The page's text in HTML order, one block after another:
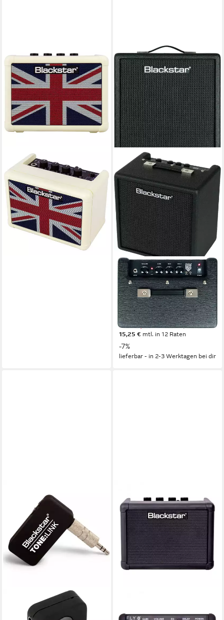
BLACKSTAR
Verstärker (Fly 3 Union Jack
Cream Limited Edition -
leichter Combo Verstärker)
49,00 €
lieferbar - in 3-4 Werktagen bei dir
BLACKSTAR
Debut Bass 15 Bassverstärker
Verstärker (Anzahl Kanäle: 2,
15 W, Emulierter Line- und
Kopfhörerausgang)
ab 167,00 € UVP179,00 €
15,25 € mtl. in 12 Raten
-7%
lieferbar - in 2-3 Werktagen bei dir
BLACKSTAR
Blackstar Tone:Link Bluetooth